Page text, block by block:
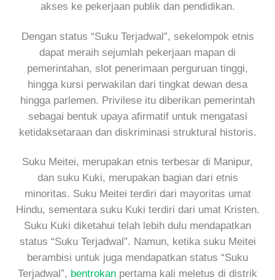
akses ke pekerjaan publik dan pendidikan.
Dengan status “Suku Terjadwal”, sekelompok etnis
dapat meraih sejumlah pekerjaan mapan di
pemerintahan, slot penerimaan perguruan tinggi,
hingga kursi perwakilan dari tingkat dewan desa
hingga parlemen. Privilese itu diberikan pemerintah
sebagai bentuk upaya afirmatif untuk mengatasi
ketidaksetaraan dan diskriminasi struktural historis.
Suku Meitei, merupakan etnis terbesar di Manipur,
dan suku Kuki, merupakan bagian dari etnis
minoritas. Suku Meitei terdiri dari mayoritas umat
Hindu, sementara suku Kuki terdiri dari umat Kristen.
Suku Kuki diketahui telah lebih dulu mendapatkan
status “Suku Terjadwal”. Namun, ketika suku Meitei
berambisi untuk juga mendapatkan status “Suku
Terjadwal”, bentrokan pertama kali meletus di distrik